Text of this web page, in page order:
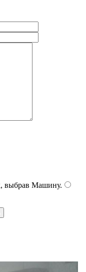
выбрав Машину.